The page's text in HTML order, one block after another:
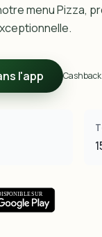
menu Pizza,
l'app Cashback